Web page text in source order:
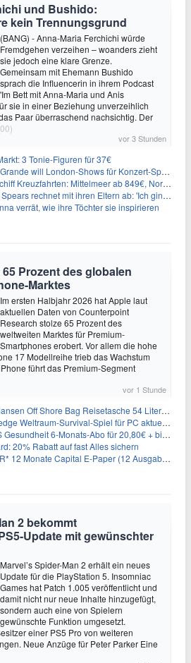
und Bushido:
kein Trennungsgrund
(BANG) - Anna-Maria Ferchichi würde
Fremdgehen verzeihen – woanders zieht
sie jedoch eine klare Grenze.
Gemeinsam mit Ehemann Bushido
sprach die Influencerin in ihrem Podcast
'Im Bett mit Anna-Maria und Anis
sie in einer Beziehung unverzeihlich
Paar überraschend nachsichtig. Der
vor 3 Stunden
3 Tonie-Figuren für 37€
will London-Shows für Konzert-Special filmen
Kreuzfahrten: Mittelmeer ab 849€, Norwegen ab 999€ p.P.
rechnet mit ihren Eltern ab: 'Ich ging zwei Monate lang auf die Knie und weinte'
verrät, wie ihre Töchter sie inspirieren
Prozent des globalen
Marktes
Im ersten Halbjahr 2026 hat Apple laut
aktuellen Daten von Counterpoint
Research stolze 65 Prozent des
weltweiten Marktes für Premium-
Smartphones erobert. Vor allem die hohe
17 Modellreihe trieb das Wachstum
führt das Premium-Segment
vor 1 Stunde
Off Shore Bag Reisetasche 54 Liter für 29,99€
Weltraum-Survival-Spiel für PC aktuell kostenlos bei Steam
6-Monats-Abo für 20,80€ + bis zu 20€ Prämie
20% Rabatt auf fast Alles sichern
Monate Capital E-Paper (12 Ausgaben) für NUR 7€ (statt 80,04€)
2 bekommt
Update mit gewünschter
Marvel’s Spider-Man 2 erhält ein neues
Update für die PlayStation 5. Insomniac
Games hat Patch 1.005 veröffentlicht und
damit nicht nur neue Inhalte hinzugefügt,
sondern auch eine von Spielern
gewünschte Funktion umgesetzt.
einer PS5 Pro von weiteren
Neue Anzüge für Peter Parker Eine